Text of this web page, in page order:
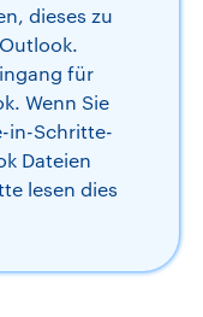
dieses zu
für
Wenn Sie
in-Schritte-
Dateien
lesen dies